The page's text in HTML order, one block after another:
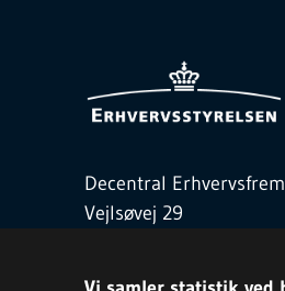
Decentral
Vejlsøvej 29